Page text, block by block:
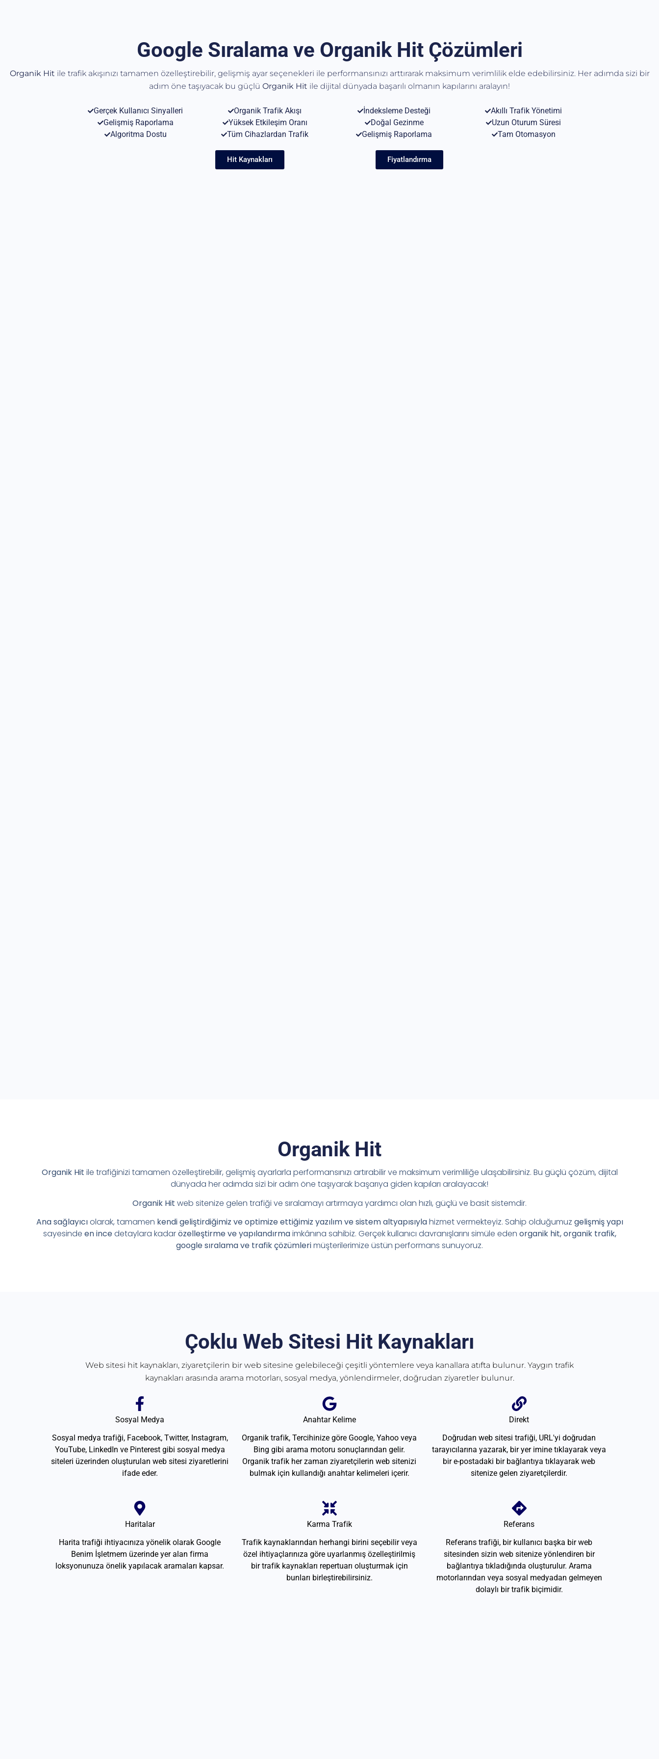
Google Sıralama ve Organik Hit Çözümleri
Organik Hit ile trafik akışınızı tamamen özelleştirebilir, gelişmiş ayar seçenekleri ile performansınızı arttırarak maksimum verimlilik elde edebilirsiniz. Her adımda sizi bir
adım öne taşıyacak bu güçlü Organik Hit ile dijital dünyada başarılı olmanın kapılarını aralayın!
Gerçek Kullanıcı Sinyalleri Organik Trafik Akışı İndeksleme Desteği
Akıllı Trafik Yönetimi
Gelişmiş Raporlama
Yüksek Etkileşim Oranı Doğal Gezinme
Uzun Oturum Süresi
Algoritma Dostu
Tüm Cihazlardan Trafik Gelişmiş Raporlama Tam Otomasyon
Hit Kaynakları Fiyatlandırma
Organik Hit
Organik Hit ile trafiğinizi tamamen özelleştirebilir, gelişmiş ayarlarla performansınızı artırabilir ve maksimum verimliliğe ulaşabilirsiniz. Bu güçlü çözüm, dijital
dünyada her adımda sizi bir adım öne taşıyarak başarıya giden kapıları aralayacak!
Organik Hit web sitenize gelen trafiği ve sıralamayı artırmaya yardımcı olan hızlı, güçlü ve basit sistemdir.
Ana sağlayıcıolarak, tamamen kendi geliştirdiğimiz ve optimize ettiğimiz yazılım ve sistem altyapısıylahizmet vermekteyiz. Sahip olduğumuz gelişmiş yapı
sayesinde en incedetaylara kadarözelleştirme ve yapılandırmaimkânına sahibiz. Gerçek kullanıcı davranışlarını simüle eden organik hit, organik trafik,
google sıralama ve trafik çözümlerimüşterilerimize üstün performans sunuyoruz.
Çoklu Web Sitesi Hit Kaynakları
Web sitesi hit kaynakları, ziyaretçilerin bir web sitesine gelebileceği çeşitli yöntemlere veya kanallara atıfta bulunur. Yaygın trafik
kaynakları arasında arama motorları, sosyal medya, yönlendirmeler, doğrudan ziyaretler bulunur.
Sosyal Medya
Sosyal medya trafiği, Facebook, Twitter, Instagram,
YouTube, LinkedIn ve Pinterest gibi sosyal medya
siteleri üzerinden oluşturulan web sitesi ziyaretlerini
ifade eder.
Anahtar Kelime
Organik trafik, Tercihinize göre Google, Yahoo veya
Bing gibi arama motoru sonuçlarından gelir.
Organik trafik her zaman ziyaretçilerin web sitenizi
bulmak için kullandığı anahtar kelimeleri içerir.
Direkt
Doğrudan web sitesi trafiği, URL'yi doğrudan
tarayıcılarına yazarak, bir yer imine tıklayarak veya
bir e-postadaki bir bağlantıya tıklayarak web
sitenize gelen ziyaretçilerdir.
Haritalar
Harita trafiği ihtiyacınıza yönelik olarak Google
Benim İşletmem üzerinde yer alan firma
loksyonunuza önelik yapılacak aramaları kapsar.
Karma Trafik
Trafik kaynaklarından herhangi birini seçebilir veya
özel ihtiyaçlarınıza göre uyarlanmış özelleştirilmiş
bir trafik kaynakları repertuarı oluşturmak için
bunları birleştirebilirsiniz.
Referans
Referans trafiği, bir kullanıcı başka bir web
sitesinden sizin web sitenize yönlendiren bir
bağlantıya tıkladığında oluşturulur. Arama
motorlarından veya sosyal medyadan gelmeyen
dolaylı bir trafik biçimidir.